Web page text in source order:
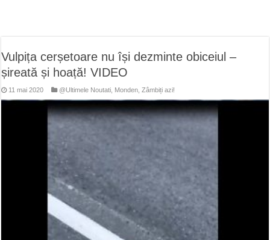
Vulpița cerșetoare nu își dezminte obiceiul –
șireată și hoață! VIDEO
11 mai 2020 @Ultimele Noutati Monden ,Zâmbiți azi!